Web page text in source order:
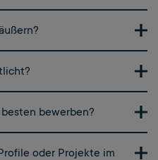
Mitschnitt, damit
Passagen
über das
bewerben?
Folge über deine
oder Projekte im